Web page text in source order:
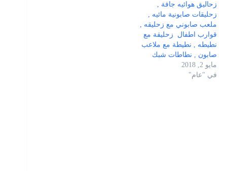
زحاليق هوائيه جافة ,
زحليقات صابونية مائيه ,
ملعب صابوني مع زحليقه ,
قوارب اطفال زحليقة مع
نطيطه , نطيطة مع ملاعب
صابون , نطاطات شبك
مايو 2, 2018
في "عام"